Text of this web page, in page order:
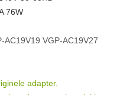
76W
AC19V19 VGP-AC19V27
adapter.